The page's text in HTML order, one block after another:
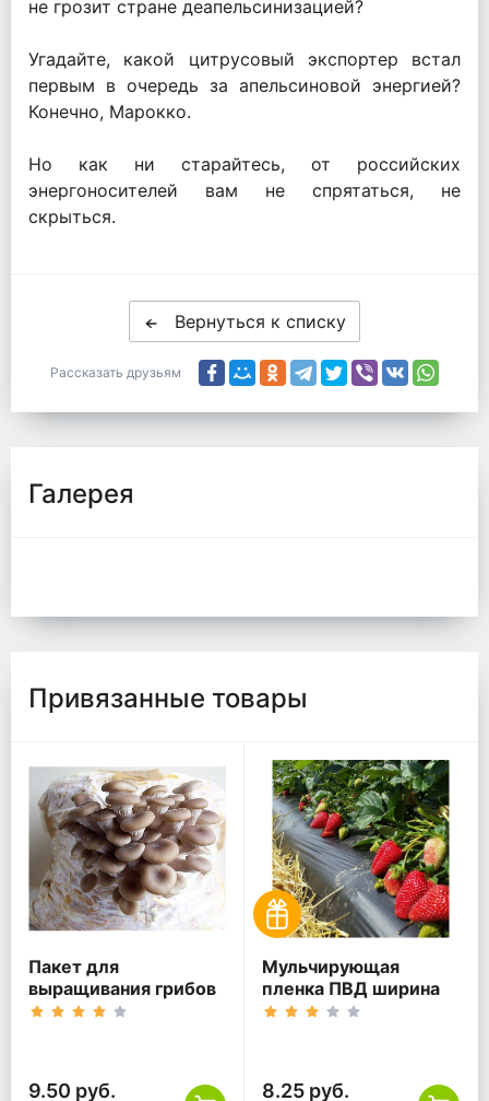
не грозит стране деапельсинизацией?
Угадайте, какой цитрусовый экспортер встал
первым в очередь за апельсиновой энергией?
Конечно, Марокко.
Но как ни старайтесь, от российских
энергоносителей вам не спрятаться, не
скрыться.
Вернуться к списку
Рассказать друзьям
Галерея
Привязанные товары
Пакет для
выращивания грибов
9.50 руб.
Мульчирующая
пленка ПВД ширина
100 см 60 мкм чёрная
8.25 руб.